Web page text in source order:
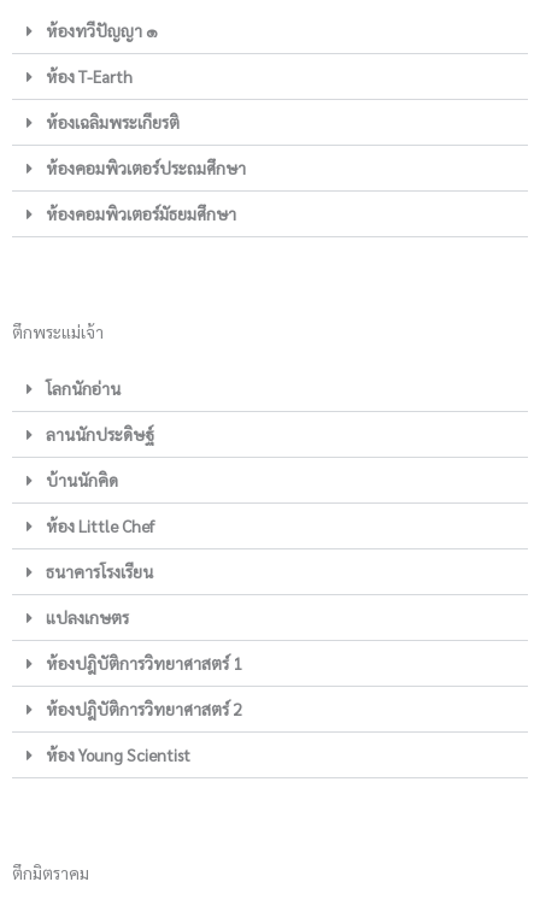
ห้องทวีปัญญา ๑
ห้อง T-Earth
ห้องเฉลิมพระเกียรติ
ห้องคอมพิวเตอร์ประถมศึกษา
ห้องคอมพิวเตอร์มัธยมศึกษา
ตึกพระแม่เจ้า
โลกนักอ่าน
ลานนักประดิษฐ์
บ้านนักคิด
ห้อง Little Chef
ธนาคารโรงเรียน
แปลงเกษตร
ห้องปฎิบัติการวิทยาศาสตร์ 1
ห้องปฎิบัติการวิทยาศาสตร์ 2
ห้อง Young Scientist
ตึกมิตราคม